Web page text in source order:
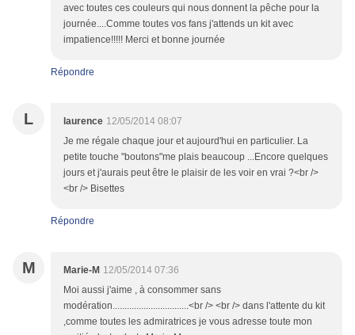
avec toutes ces couleurs qui nous donnent la pêche pour la
journée....Comme toutes vos fans j'attends un kit avec
impatience!!!!! Merci et bonne journée
Répondre
L laurence 12/05/2014 08:07
Je me régale chaque jour et aujourd'hui en particulier. La
petite touche "boutons"me plais beaucoup ...Encore quelques
jours et j'aurais peut être le plaisir de les voir en vrai ?<br />
<br /> Bisettes
Répondre
M Marie-M 12/05/2014 07:36
Moi aussi j'aime , à consommer sans
modération................................<br /> <br /> dans l'attente du kit
,comme toutes les admiratrices je vous adresse toute mon